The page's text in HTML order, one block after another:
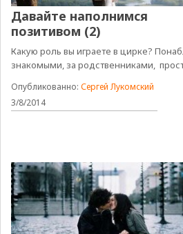
Давайте наполнимся
позитивом (2)
Какую роль вы играете в цирке?
знакомыми, за родственниками,
Опубликованно:Сергей Лукомский
3/8/2014